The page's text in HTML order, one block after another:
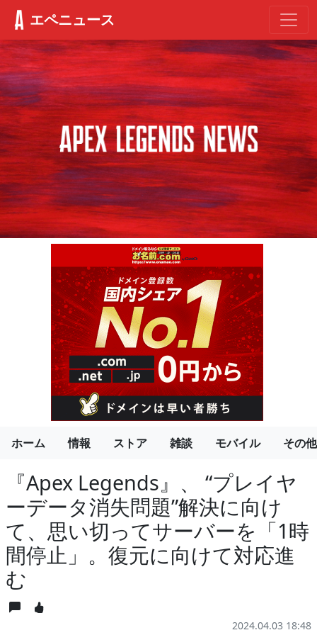
エペニュース
ホーム 情報 ストア 雑談 モバイル その他
『Apex Legends』、 “プレイヤ
ーデータ消失問題”解決に向け
て、思い切ってサーバーを「1時
間停止」。復元に向けて対応進
む
2024.04.03 18:48